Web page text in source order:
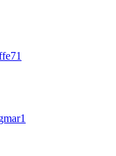
71
1